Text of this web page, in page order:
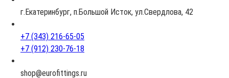
г.Екатеринбург, п.Большой Исток, ул.Свердлова, 42
+7 (343) 216-65-05
+7 (912) 230-76-18
shop@eurofittings.ru